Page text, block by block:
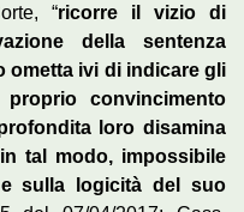
“ricorre il vizio di
della sentenza
ometta ivi di indicare gli
convincimento
loro disamina
tal modo, impossibile
e sulla logicità del suo